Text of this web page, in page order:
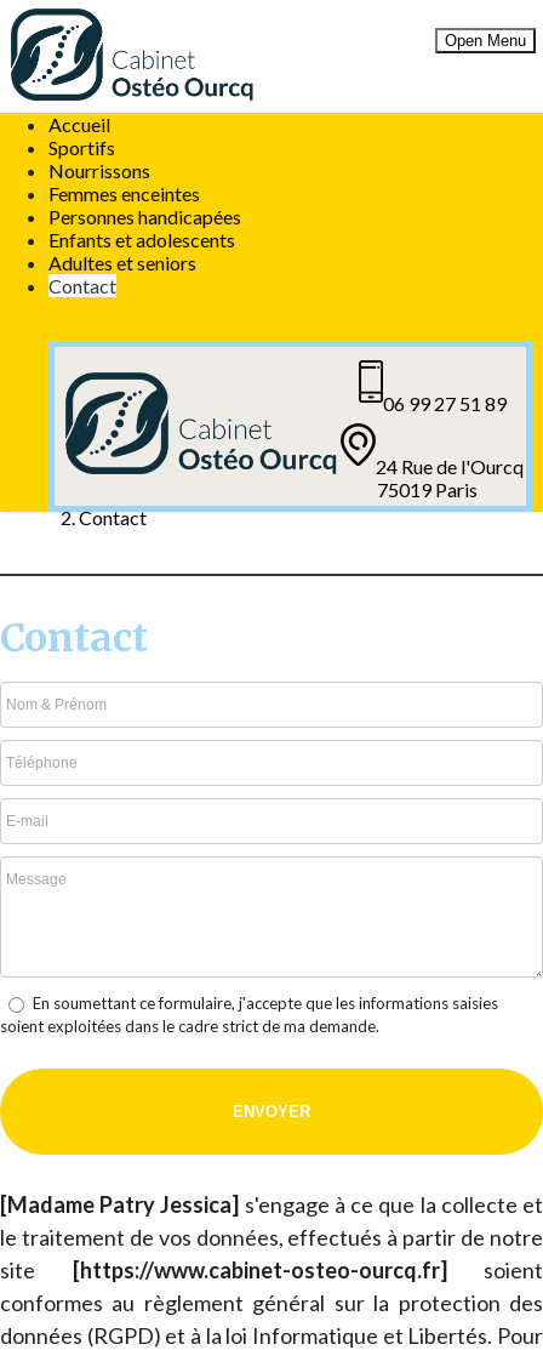
Open Menu
Accueil
Sportifs
Nourrissons
Femmes enceintes
Personnes handicapées
Enfants et adolescents
Adultes et seniors
Contact
06 99 27 51 89
24 Rue de l'Ourcq
75019 Paris
Votre ostéopathe à Paris 19ème
Prendre rendez-vous avec Jessica Patry
Contact
Contact
En soumettant ce formulaire, j'accepte que les informations saisies
soient exploitées dans le cadre strict de ma demande.
[Madame Patry Jessica] s'engage à ce que la collecte et
le traitement de vos données, effectués à partir de notre
site
[https://www.cabinet-osteo-ourcq.fr]
soient
conformes au règlement général sur la protection des
données (RGPD) et à la loi Informatique et Libertés. Pour